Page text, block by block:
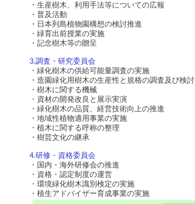
・生産樹木、利用手法等についての広報
・普及活動
・日本列島植物園構想の検討推進
・緑育出前授業の実施
・記念樹木等の贈呈
3.調査・研究委員会
・緑化樹木の供給可能量調査の実施
・造園緑化用樹木の生産性と規格の調査及び検討
・樹木に関する機械
・資材の開発改良と展示実演
・緑化樹木の品質、経営技術向上の推進
・地域性植物適用事業の実施
・植木に関する呼称の整理
・樹芸文化の継承
4.研修・資格委員会
・国内・海外研修会の推進
・資格・認定制度の運営
・環境緑化樹木識別検定の実施
・植生アドバイザー育成事業の実施